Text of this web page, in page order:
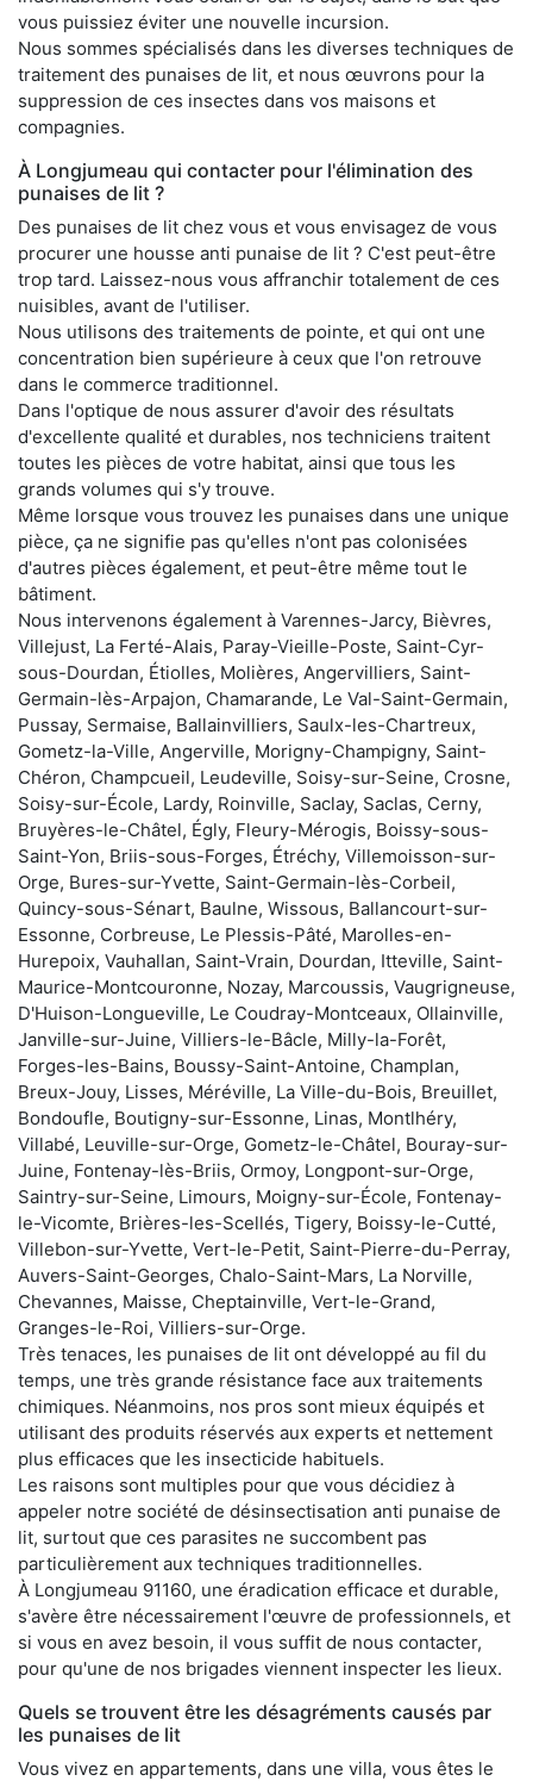
vous puissiez éviter une nouvelle incursion.
Nous sommes spécialisés dans les diverses techniques de
traitement des punaises de lit, et nous œuvrons pour la
suppression de ces insectes dans vos maisons et
compagnies.
À Longjumeau qui contacter pour l'élimination des
punaises de lit ?
Des punaises de lit chez vous et vous envisagez de vous
procurer une housse anti punaise de lit ? C'est peut-être
trop tard. Laissez-nous vous affranchir totalement de ces
nuisibles, avant de l'utiliser.
Nous utilisons des traitements de pointe, et qui ont une
concentration bien supérieure à ceux que l'on retrouve
dans le commerce traditionnel.
Dans l'optique de nous assurer d'avoir des résultats
d'excellente qualité et durables, nos techniciens traitent
toutes les pièces de votre habitat, ainsi que tous les
grands volumes qui s'y trouve.
Même lorsque vous trouvez les punaises dans une unique
pièce, ça ne signifie pas qu'elles n'ont pas colonisées
d'autres pièces également, et peut-être même tout le
bâtiment.
Nous intervenons également à Varennes-Jarcy, Bièvres,
Villejust, La Ferté-Alais, Paray-Vieille-Poste, Saint-Cyr-
sous-Dourdan, Étiolles, Molières, Angervilliers, Saint-
Germain-lès-Arpajon, Chamarande, Le Val-Saint-Germain,
Pussay, Sermaise, Ballainvilliers, Saulx-les-Chartreux,
Gometz-la-Ville, Angerville, Morigny-Champigny, Saint-
Chéron, Champcueil, Leudeville, Soisy-sur-Seine, Crosne,
Soisy-sur-École, Lardy, Roinville, Saclay, Saclas, Cerny,
Bruyères-le-Châtel, Égly, Fleury-Mérogis, Boissy-sous-
Saint-Yon, Briis-sous-Forges, Étréchy, Villemoisson-sur-
Orge, Bures-sur-Yvette, Saint-Germain-lès-Corbeil,
Quincy-sous-Sénart, Baulne, Wissous, Ballancourt-sur-
Essonne, Corbreuse, Le Plessis-Pâté, Marolles-en-
Hurepoix, Vauhallan, Saint-Vrain, Dourdan, Itteville, Saint-
Maurice-Montcouronne, Nozay, Marcoussis, Vaugrigneuse,
D'Huison-Longueville, Le Coudray-Montceaux, Ollainville,
Janville-sur-Juine, Villiers-le-Bâcle, Milly-la-Forêt,
Forges-les-Bains, Boussy-Saint-Antoine, Champlan,
Breux-Jouy, Lisses, Méréville, La Ville-du-Bois, Breuillet,
Bondoufle, Boutigny-sur-Essonne, Linas, Montlhéry,
Villabé, Leuville-sur-Orge, Gometz-le-Châtel, Bouray-sur-
Juine, Fontenay-lès-Briis, Ormoy, Longpont-sur-Orge,
Saintry-sur-Seine, Limours, Moigny-sur-École, Fontenay-
le-Vicomte, Brières-les-Scellés, Tigery, Boissy-le-Cutté,
Villebon-sur-Yvette, Vert-le-Petit, Saint-Pierre-du-Perray,
Auvers-Saint-Georges, Chalo-Saint-Mars, La Norville,
Chevannes, Maisse, Cheptainville, Vert-le-Grand,
Granges-le-Roi, Villiers-sur-Orge.
Très tenaces, les punaises de lit ont développé au fil du
temps, une très grande résistance face aux traitements
chimiques. Néanmoins, nos pros sont mieux équipés et
utilisant des produits réservés aux experts et nettement
plus efficaces que les insecticide habituels.
Les raisons sont multiples pour que vous décidiez à
appeler notre société de désinsectisation anti punaise de
lit, surtout que ces parasites ne succombent pas
particulièrement aux techniques traditionnelles.
À Longjumeau 91160, une éradication efficace et durable,
s'avère être nécessairement l'œuvre de professionnels, et
si vous en avez besoin, il vous suffit de nous contacter,
pour qu'une de nos brigades viennent inspecter les lieux.
Quels se trouvent être les désagréments causés par
les punaises de lit
Vous vivez en appartements, dans une villa, vous êtes le